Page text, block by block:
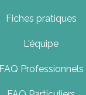
Fiches pratiques
L'équipe
FAQ Professionnels